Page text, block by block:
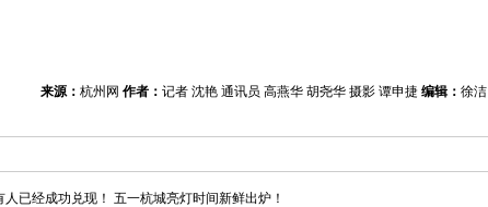
来源： 杭州网 作者： 记者 沈艳 通讯员 高燕华 胡尧华 摄影 谭申捷 编辑： 徐洁
已经成功兑现！ 五一杭城亮灯时间新鲜出炉！